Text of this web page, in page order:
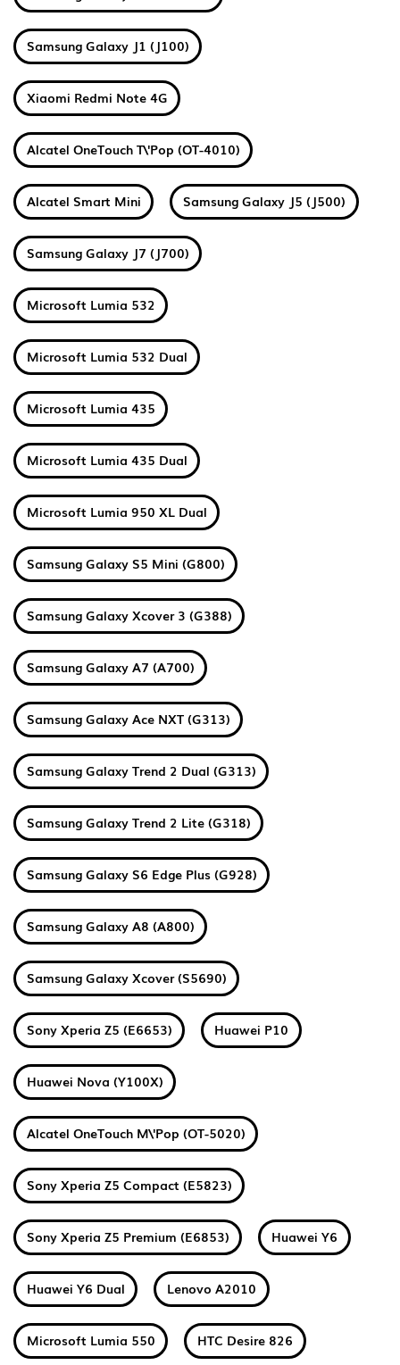
Samsung Galaxy J1 (J100)
Xiaomi Redmi Note 4G
Alcatel OneTouch T\'Pop (OT-4010)
Alcatel Smart Mini Samsung Galaxy J5 (J500)
Samsung Galaxy J7 (J700)
Microsoft Lumia 532
Microsoft Lumia 532 Dual
Microsoft Lumia 435
Microsoft Lumia 435 Dual
Microsoft Lumia 950 XL Dual
Samsung Galaxy S5 Mini (G800)
Samsung Galaxy Xcover 3 (G388)
Samsung Galaxy A7 (A700)
Samsung Galaxy Ace NXT (G313)
Samsung Galaxy Trend 2 Dual (G313)
Samsung Galaxy Trend 2 Lite (G318)
Samsung Galaxy S6 Edge Plus (G928)
Samsung Galaxy A8 (A800)
Samsung Galaxy Xcover (S5690)
Sony Xperia Z5 (E6653) Huawei P10
Huawei Nova (Y100X)
Alcatel OneTouch M\'Pop (OT-5020)
Sony Xperia Z5 Compact (E5823)
Sony Xperia Z5 Premium (E6853) Huawei Y6
Huawei Y6 Dual Lenovo A2010
Microsoft Lumia 550 HTC Desire 826